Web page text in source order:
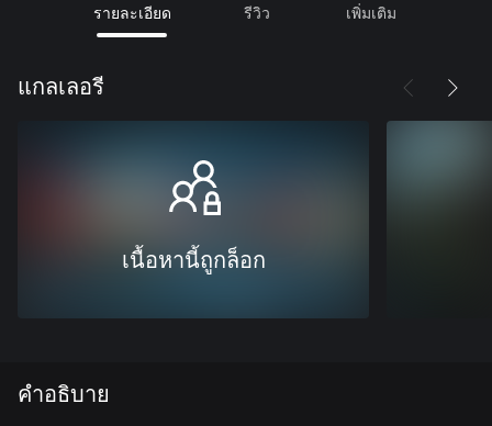
รายละเอียด รีวิว เพิ่มเติม
แกลเลอรี
เนื้อหานี้ถูกล็อก
คำอธิบาย